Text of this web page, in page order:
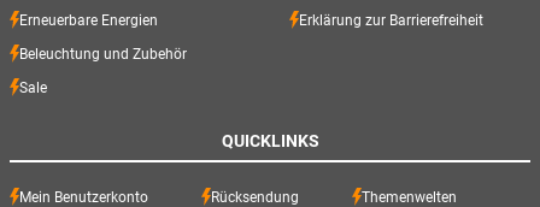
Erneuerbare Energien
Beleuchtung und Zubehör
Sale
Erklärung zur Barrierefreiheit
QUICKLINKS
Mein Benutzerkonto Rücksendung Themenwelten